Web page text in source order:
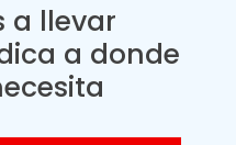
a llevar
a donde